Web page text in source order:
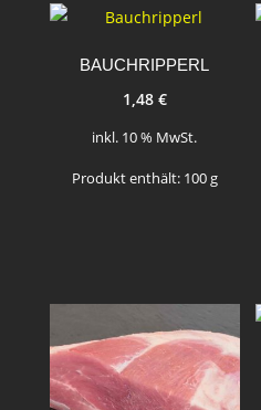
BAUCHRIPPERL
1,48 €
inkl. 10 % MwSt.
Produkt enthält: 100g